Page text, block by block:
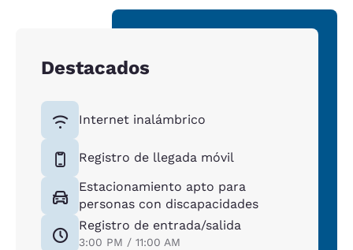
Destacados
Internet inalámbrico
Registro de llegada móvil
Estacionamiento apto para
personas con discapacidades
Registro de entrada/salida
3:00 PM / 11:00 AM